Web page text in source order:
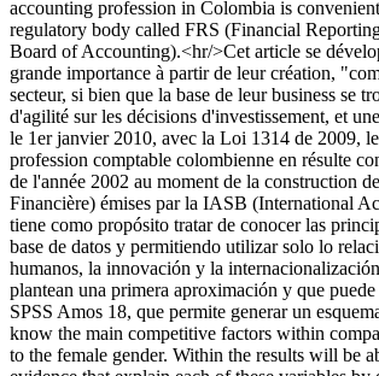
accounting profession in Colombia is
regulatory body called FRS (Financial
Board of Accounting).<hr/>Cet article se
grande importance à partir de leur création,
secteur, si bien que la base de leur business se
d'agilité sur les décisions d'investissement, et
le 1er janvier 2010, avec la Loi 1314 de 2009,
profession comptable colombienne en résulte
de l'année 2002 au moment de la construction
Financière) émises par la IASB (International
tiene como propósito tratar de conocer las
base de datos y permitiendo utilizar solo lo
humanos, la innovación y la
plantean una primera aproximación y que
SPSS Amos 18, que permite generar un
know the main competitive factors within
to the female gender. Within the results will be